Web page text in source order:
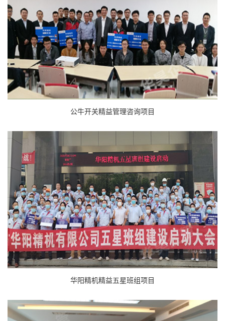
公牛开关精益管理咨询项目
华阳精机精益五星班组项目